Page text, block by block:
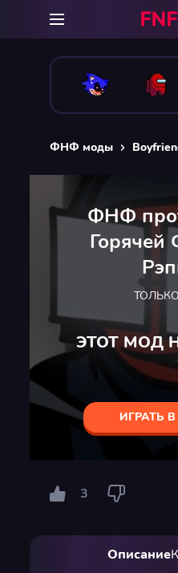
ФНФ моды
ФНФ
ЭТОТ МОД
ИГРАТЬ
3
Описание